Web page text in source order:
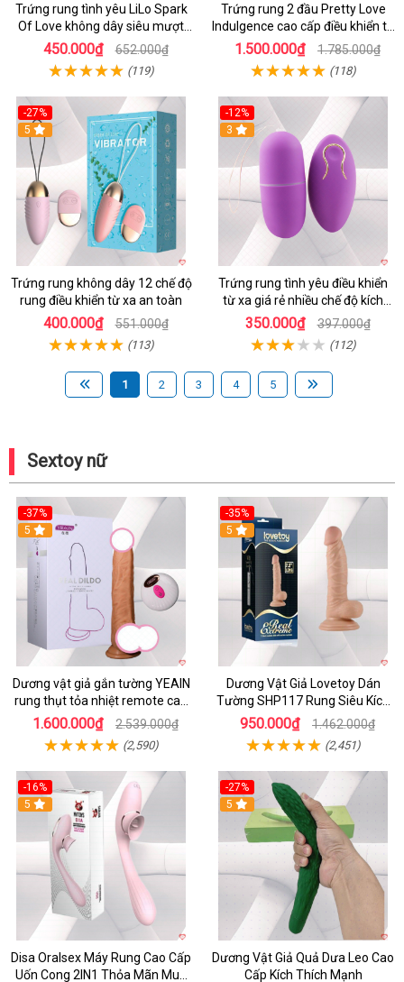
Trứng rung tình yêu LiLo Spark
Of Love không dây siêu mượt
chống nước
450.000₫ 652.000₫
(119)
Trứng rung 2 đầu Pretty Love
Indulgence cao cấp điều khiển từ
xa
1.500.000₫ 1.785.000₫
(118)
-27%
5
Trứng rung không dây 12 chế độ
rung điều khiển từ xa an toàn
400.000₫ 551.000₫
(113)
-12%
3
Trứng rung tình yêu điều khiển
từ xa giá rẻ nhiều chế độ kích
thích
350.000₫ 397.000₫
(112)
1 2 3 4 5
Sextoy nữ
-37%
5
Dương vật giả gắn tường YEAIN
rung thụt tỏa nhiệt remote cao
cấp
1.600.000₫ 2.539.000₫
(2,590)
-35%
5
Dương Vật Giả Lovetoy Dán
Tường SHP117 Rung Siêu Kích
Thích
950.000₫ 1.462.000₫
(2,451)
-16%
5
Disa Oralsex Máy Rung Cao Cấp
Uốn Cong 2IN1 Thỏa Mãn Mua
-27%
5
Dương Vật Giả Quả Dưa Leo Cao
Cấp Kích Thích Mạnh